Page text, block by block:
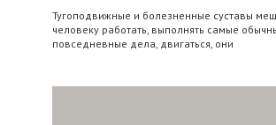
Тугоподвижные и болезненные суставы
человеку работать, выполнять самые
повседневные дела, двигаться, они